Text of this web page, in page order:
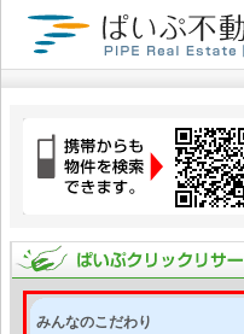
みんなのこだわり